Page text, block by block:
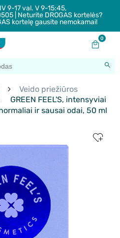
9-17 val. V 9-15:45,
| Neturite DROGAS kortelės?
kortelę gausite nemokamai!
0
Veido priežiūros
GREEN FEEL'S, intensyviai
ir sausai odai, 50 ml